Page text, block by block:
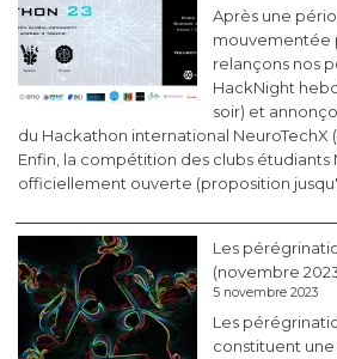
Après une
mouvementée
relançons nos
HackNight
soir) et
du Hackathon international NeuroTechX
Enfin, la compétition des clubs étudiants
officiellement ouverte (proposition
Les
(novembre
5 novembre 2023
Les
constituent une